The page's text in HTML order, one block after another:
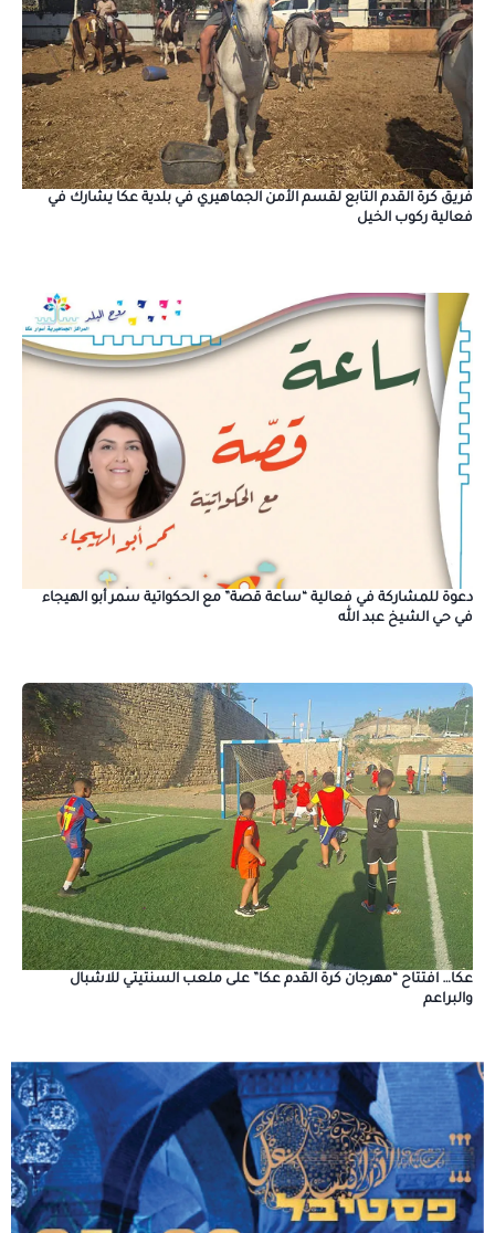
فريق كرة القدم التابع لقسم الأمن الجماهيري في بلدية عكا يشارك في
فعالية ركوب الخيل
دعوة للمشاركة في فعالية “ساعة قصة” مع الحكواتية سمر أبو الهيجاء
في حي الشيخ عبد الله
عكا… افتتاح “مهرجان كرة القدم عكا” على ملعب السنتيتي للاشبال
والبراعم